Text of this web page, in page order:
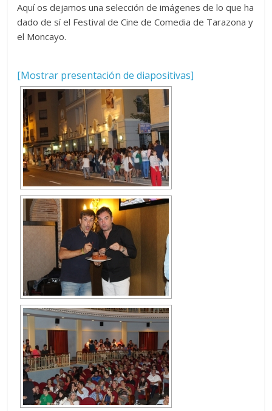
Aquí os dejamos una selección de imágenes de lo que ha
dado de sí el Festival de Cine de Comedia de Tarazona y
el Moncayo.
[Mostrar presentación de diapositivas]